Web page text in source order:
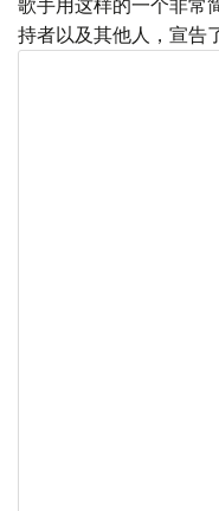
歌手用这样的一个非常
持者以及其他人，宣告